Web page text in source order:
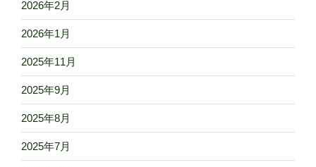
2026年2月
2026年1月
2025年11月
2025年9月
2025年8月
2025年7月